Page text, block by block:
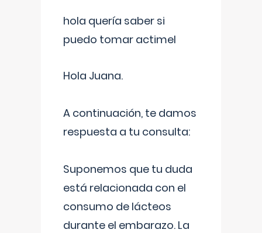
hola quería saber si
puedo tomar actimel
Hola Juana.
A continuación, te damos
respuesta a tu consulta:
Suponemos que tu duda
está relacionada con el
consumo de lácteos
durante el embarazo. La